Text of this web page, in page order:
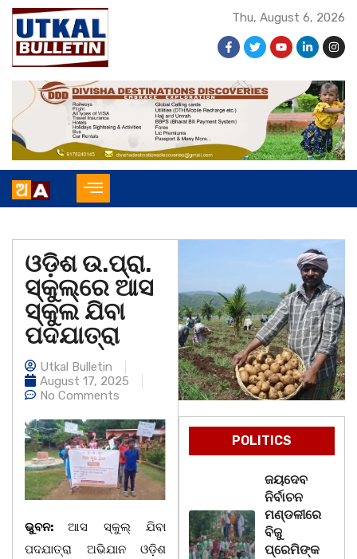
Thu, August 6, 2026
ଓଡ଼ିଶ ଉ.ପ୍ରା.
ସ୍କୁଲ୍‌ରେ ଆସ
ସ୍କୁଲ ଯିବା
ପଦଯାତ୍ରା
Utkal Bulletin
August 17, 2025
No Comments
ଭୁବନ:ଆସ ସ୍କୁଲ୍ ଯିବା
ପଦଯାତ୍ରା ଅଭିଯାନ ଓଡ଼ିଶ
POLITICS
ଜୟଦେବ
ନିର୍ବାଚନ
ମଣ୍ଡଳୀରେ
ବିଜୁ
ପ୍ରେମିଙ୍କ